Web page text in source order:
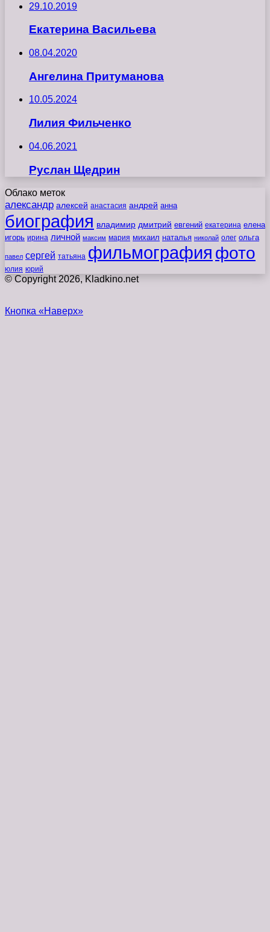
29.10.2019
Екатерина Васильева
08.04.2020
Ангелина Притуманова
10.05.2024
Лилия Фильченко
04.06.2021
Руслан Щедрин
Облако меток
александр алексей анастасия андрей анна
биография владимир дмитрий евгений екатерина елена
игорь ирина личной максим мария михаил наталья николай олег ольга
павел сергей татьяна фильмография фото
юлия юрий
© Copyright 2026, Kladkino.net
Кнопка «Наверх»